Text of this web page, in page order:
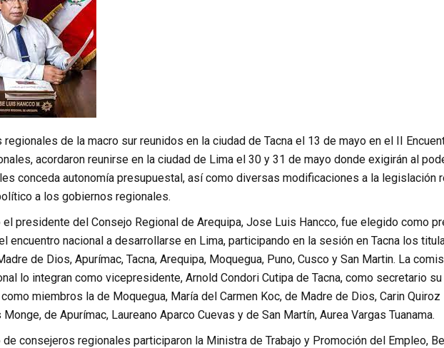
de la macro sur reunidos en la ciudad de Tacna el 13 de mayo en el II
acordaron reunirse en la ciudad de Lima el 30 y 31 de mayo donde exigirán al
conceda autonomía presupuestal, así como diversas modificaciones a la legislación
a los gobiernos regionales.
el presidente del Consejo Regional de Arequipa, Jose Luis Hancco, fue elegido como
encuentro nacional a desarrollarse en Lima, participando en la sesión en Tacna los
de Dios, Apurímac, Tacna, Arequipa, Moquegua, Puno, Cusco y San Martin. La
lo integran como vicepresidente, Arnold Condori Cutipa de Tacna, como secretario
miembros la de Moquegua, María del Carmen Koc, de Madre de Dios, Carin Quiroz
Monge, de Apurímac, Laureano Aparco Cuevas y de San Martín, Aurea Vargas Tuanama.
de consejeros regionales participaron la Ministra de Trabajo y Promoción del Empleo,